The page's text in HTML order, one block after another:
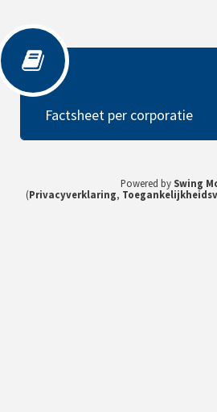
Factsheet per corporatie
Factsheet per corporatie
Powered by Swing
(Privacyverklaring,